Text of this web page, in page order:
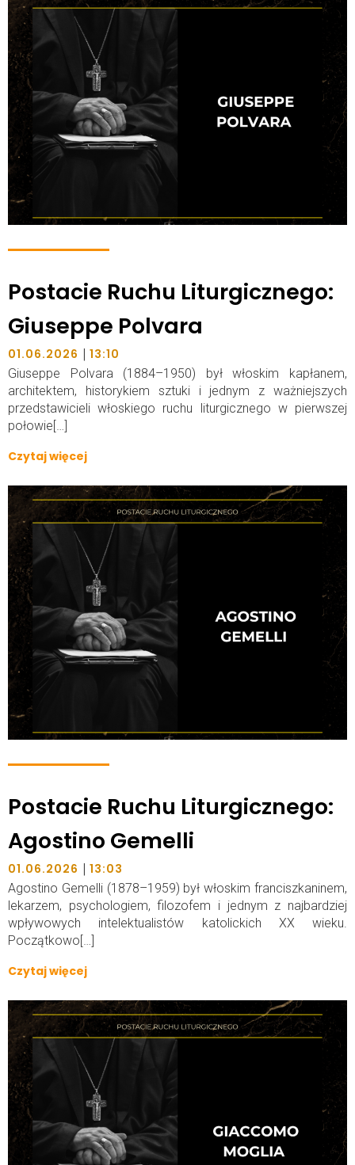
Postacie Ruchu Liturgicznego:
Giuseppe Polvara
01.06.2026 | 13:10
Giuseppe Polvara (1884–1950) był włoskim kapłanem,
architektem, historykiem sztuki i jednym z ważniejszych
przedstawicieli włoskiego ruchu liturgicznego w pierwszej
połowie[…]
Czytaj więcej
Postacie Ruchu Liturgicznego:
Agostino Gemelli
01.06.2026 | 13:03
Agostino Gemelli (1878–1959) był włoskim franciszkaninem,
lekarzem, psychologiem, filozofem i jednym z najbardziej
wpływowych intelektualistów katolickich XX wieku.
Początkowo[…]
Czytaj więcej